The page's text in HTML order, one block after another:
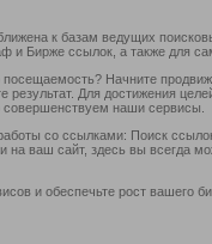
к базам ведущих
и Бирже ссылок, а также для
посещаемость? Начните
результат. Для достижения
наши сервисы.
со ссылками: Поиск
на ваш сайт, здесь вы всегда
и обеспечьте рост вашего